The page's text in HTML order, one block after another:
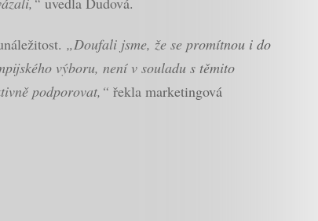
„Doufali jsme, že se promítnou i do
výboru, není v souladu s těmito
podporovat,“ řekla marketingová